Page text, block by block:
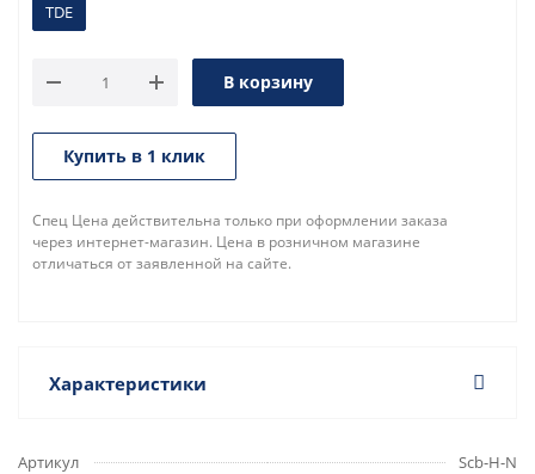
TDE
В корзину
Купить в 1 клик
Спец Цена действительна только при оформлении заказа
через интернет-магазин. Цена в розничном магазине
отличаться от заявленной на сайте.
Характеристики
Артикул
Scb-H-N